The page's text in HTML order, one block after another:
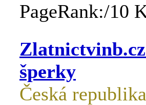
PageRank:/10
šperky
Česká republika